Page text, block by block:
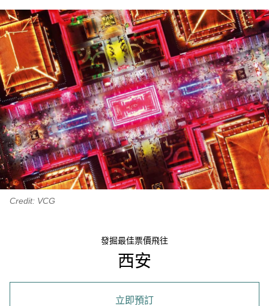
Credit: VCG
發掘最佳票價飛往
西安
立即預訂